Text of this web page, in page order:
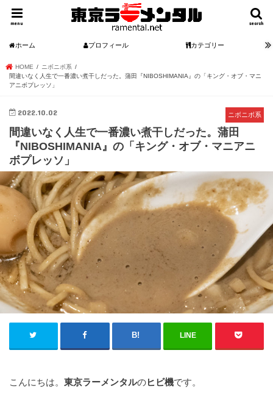
search
menu
ホーム プロフィール カテゴリー
HOME
ニボニボ系
間違いなく人生で一番濃い煮干しだった。蒲田『NIBOSHIMANIA』の「キング・オブ・マニ
アニボプレッソ」
ニボニボ系
2022.10.02
間違いなく人生で一番濃い煮干しだった。蒲田
『NIBOSHIMANIA』の「キング・オブ・マニアニ
ボプレッソ」
LINE
こんにちは。 東京ラーメンタルのヒビ機です。